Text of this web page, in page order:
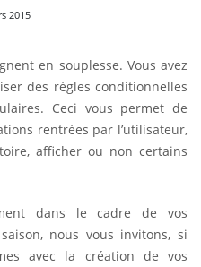
2015
en souplesse. Vous avez
des règles conditionnelles
Ceci vous permet de
rentrées par l’utilisateur,
afficher ou non certains
dans le cadre de vos
nous vous invitons, si
avec la création de vos